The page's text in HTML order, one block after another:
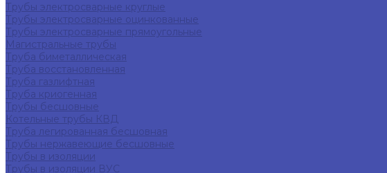
Трубы электросварные круглые
Трубы электросварные оцинкованные
Трубы электросварные прямоугольные
Магистральные трубы
Труба биметаллическая
Труба восстановленная
Труба газлифтная
Труба криогенная
Трубы бесшовные
Котельные трубы КВД
Труба легированная бесшовная
Трубы нержавеющие бесшовные
Трубы в изоляции
Трубы в изоляции ВУС